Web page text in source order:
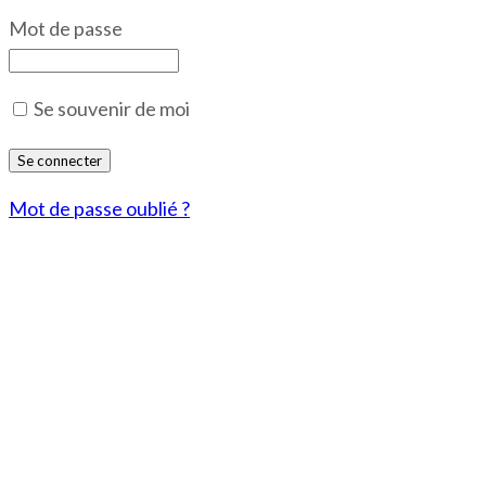
Mot de passe
Se souvenir de moi
Mot de passe oublié ?